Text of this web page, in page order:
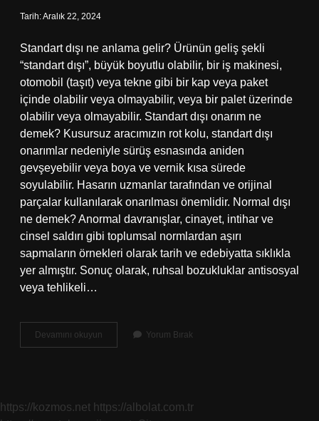
Tarih: Aralık 22, 2024
Standart dışı ne anlama gelir? Ürünün geliş şekli
“standart dışı”, büyük boyutlu olabilir, bir iş makinesi,
otomobil (taşıt) veya tekne gibi bir kap veya paket
içinde olabilir veya olmayabilir, veya bir palet üzerinde
olabilir veya olmayabilir. Standart dışı onarım ne
demek? Kusursuz aracımızın rot kolu, standart dışı
onarımlar nedeniyle sürüş esnasında aniden
gevşeyebilir veya boya ve vernik kısa sürede
soyulabilir. Hasarın uzmanlar tarafından ve orijinal
parçalar kullanılarak onarılması önemlidir. Normal dışı
ne demek? Anormal davranışlar, cinayet, intihar ve
cinsel saldırı gibi toplumsal normlardan aşırı
sapmaların örnekleri olarak tarih ve edebiyatta sıklıkla
yer almıştır. Sonuç olarak, ruhsal bozukluklar antisosyal
veya tehlikeli…
Devamını okuyun Standart
Dışı
Yorum Bırak
https://kozmos.net https://albolat.com.tr